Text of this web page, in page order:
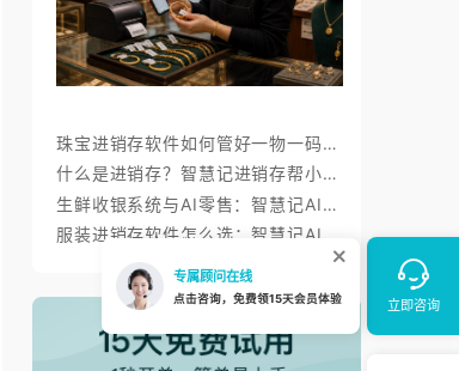
珠宝进销存软件如何管好一物一码、金价调价与标签打印？
什么是进销存？智慧记进销存帮小微商户理顺开单、库存与对账
生鲜收银系统与AI零售：智慧记AI零售称重收银、库存、会员经营方案